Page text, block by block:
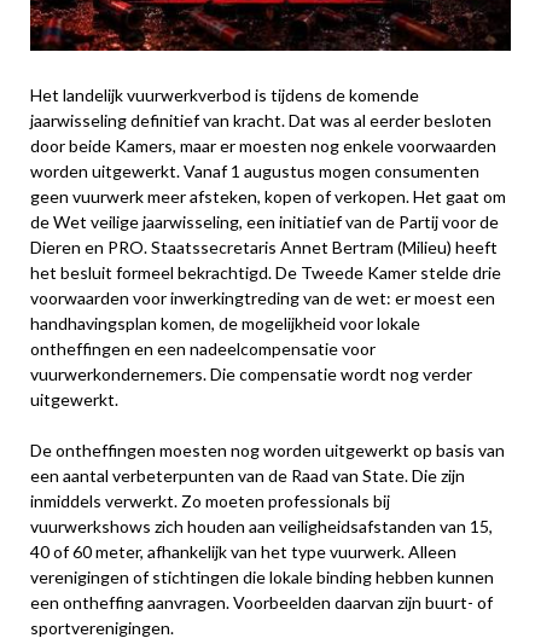
Het landelijk vuurwerkverbod is tijdens de komende
jaarwisseling definitief van kracht. Dat was al eerder besloten
door beide Kamers, maar er moesten nog enkele voorwaarden
worden uitgewerkt. Vanaf 1 augustus mogen consumenten
geen vuurwerk meer afsteken, kopen of verkopen. Het gaat om
de Wet veilige jaarwisseling, een initiatief van de Partij voor de
Dieren en PRO. Staatssecretaris Annet Bertram (Milieu) heeft
het besluit formeel bekrachtigd. De Tweede Kamer stelde drie
voorwaarden voor inwerkingtreding van de wet: er moest een
handhavingsplan komen, de mogelijkheid voor lokale
ontheffingen en een nadeelcompensatie voor
vuurwerkondernemers. Die compensatie wordt nog verder
uitgewerkt.
De ontheffingen moesten nog worden uitgewerkt op basis van
een aantal verbeterpunten van de Raad van State. Die zijn
inmiddels verwerkt. Zo moeten professionals bij
vuurwerkshows zich houden aan veiligheidsafstanden van 15,
40 of 60 meter, afhankelijk van het type vuurwerk. Alleen
verenigingen of stichtingen die lokale binding hebben kunnen
een ontheffing aanvragen. Voorbeelden daarvan zijn buurt- of
sportverenigingen.